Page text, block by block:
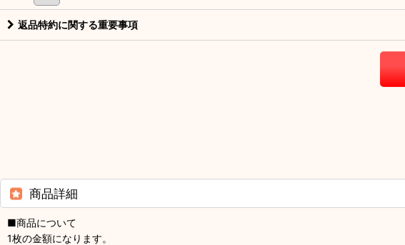
返品特約に関する重要事項
商品詳細
■商品について
1枚の金額になります。